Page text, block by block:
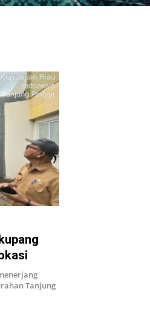
Tanjung